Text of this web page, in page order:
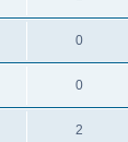
0
0
2